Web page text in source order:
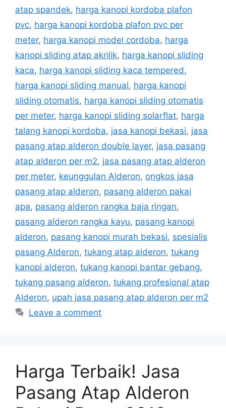
atap spandek, harga kanopi kordoba plafon
pvc, harga kanopi kordoba plafon pvc per
meter, harga kanopi model cordoba, harga
kanopi sliding atap akrilik, harga kanopi sliding
kaca, harga kanopi sliding kaca tempered ,
harga kanopi sliding manual, harga kanopi
sliding otomatis, harga kanopi sliding otomatis
per meter, harga kanopi sliding solarflat, harga
talang kanopi kordoba, jasa kanopi bekasi, jasa
pasang atap alderon double layer, jasa pasang
atap alderon per m2, jasa pasang atap alderon
per meter, keunggulan Alderon, ongkos jasa
pasang atap alderon, pasang alderon pakai
apa, pasang alderon rangka baja ringan,
pasang alderon rangka kayu, pasang kanopi
alderon, pasang kanopi murah bekasi, spesialis
pasang Alderon, tukang atap alderon, tukang
kanopi alderon, tukang kanopi bantar gebang,
tukang pasang alderon, tukang profesional atap
Alderon, upah jasa pasang atap alderon per m2
Leave a comment
Harga Terbaik! Jasa
Pasang Atap Alderon